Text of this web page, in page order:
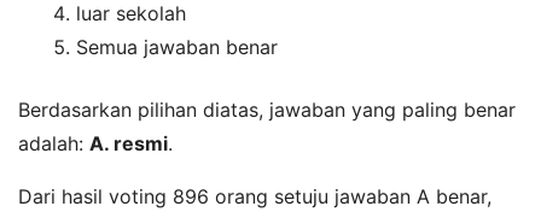
luar sekolah
Semua jawaban benar
Berdasarkan pilihan diatas, jawaban yang paling benar
adalah: A. resmi.
Dari hasil voting 896 orang setuju jawaban A benar,